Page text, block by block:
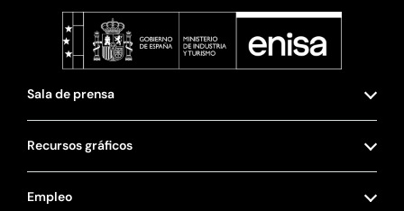
Sala de prensa
Recursos gráficos
Empleo